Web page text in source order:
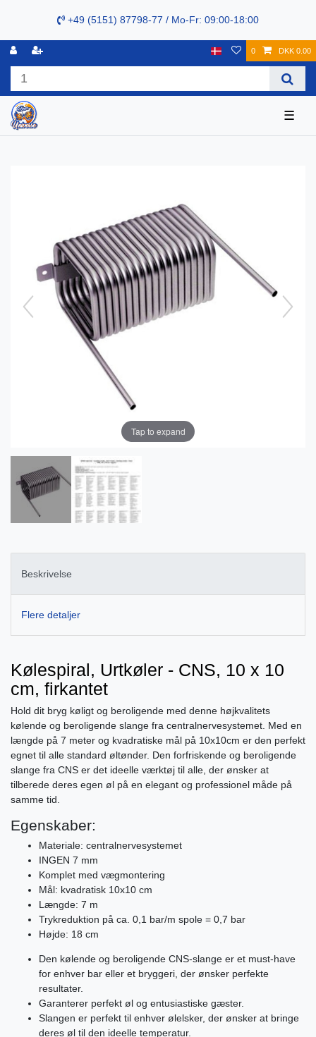
+49 (5151) 87798-77 / Mo-Fr: 09:00-18:00
0 DKK 0.00
☰
Tap to expand
Beskrivelse
Flere detaljer
Kølespiral, Urtkøler - CNS, 10 x 10
cm, firkantet
Hold dit bryg køligt og beroligende med denne højkvalitets
kølende og beroligende slange fra centralnervesystemet. Med en
længde på 7 meter og kvadratiske mål på 10x10cm er den perfekt
egnet til alle standard øltønder. Den forfriskende og beroligende
slange fra CNS er det ideelle værktøj til alle, der ønsker at
tilberede deres egen øl på en elegant og professionel måde på
samme tid.
Egenskaber:
Materiale: centralnervesystemet
INGEN 7 mm
Komplet med vægmontering
Mål: kvadratisk 10x10 cm
Længde: 7 m
Trykreduktion på ca. 0,1 bar/m spole = 0,7 bar
Højde: 18 cm
Den kølende og beroligende CNS-slange er et must-have
for enhver bar eller et bryggeri, der ønsker perfekte
resultater.
Garanterer perfekt øl og entusiastiske gæster.
Slangen er perfekt til enhver ølelsker, der ønsker at bringe
deres øl til den ideelle temperatur.